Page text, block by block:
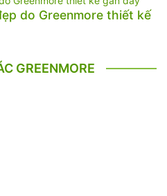
do Greenmore thiết kế
GREENMORE